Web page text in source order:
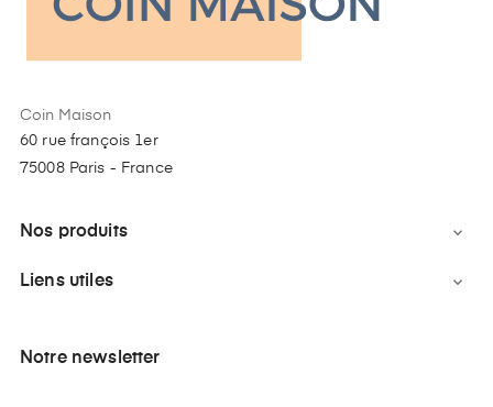
Coin Maison
60 rue françois 1er
75008 Paris - France
Nos produits 
Liens utiles 
Notre newsletter